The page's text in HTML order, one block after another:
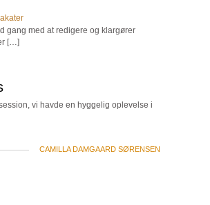
gang med at redigere og klargører
[…]
vi havde en hyggelig oplevelse i
CAMILLA DAMGAARD SØRENSEN